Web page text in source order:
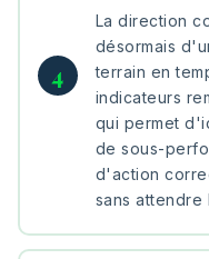
La direction
désormais
terrain en
indicateurs
qui permet
de sous-
d'action
sans attendre